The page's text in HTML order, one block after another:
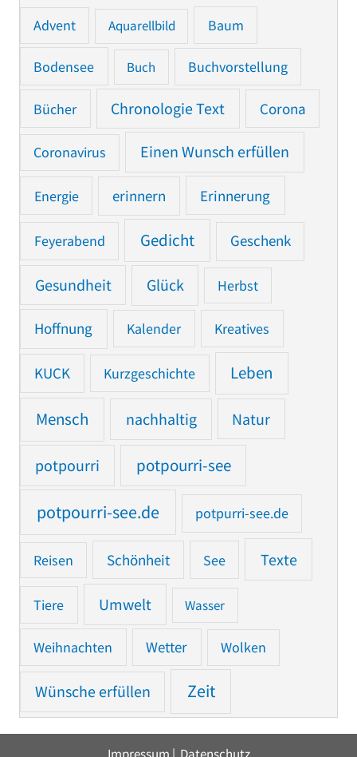
Advent Aquarellbild Baum
Bodensee Buch Buchvorstellung
Bücher Chronologie Text Corona
Coronavirus Einen Wunsch erfüllen
Energie erinnern Erinnerung
Feyerabend Gedicht Geschenk
Gesundheit Glück Herbst
Hoffnung Kalender Kreatives
KUCK Kurzgeschichte Leben
Mensch nachhaltig Natur
potpourri potpourri-see
potpourri-see.de potpurri-see.de
Reisen Schönheit See Texte
Tiere Umwelt Wasser
Weihnachten Wetter Wolken
Wünsche erfüllen Zeit